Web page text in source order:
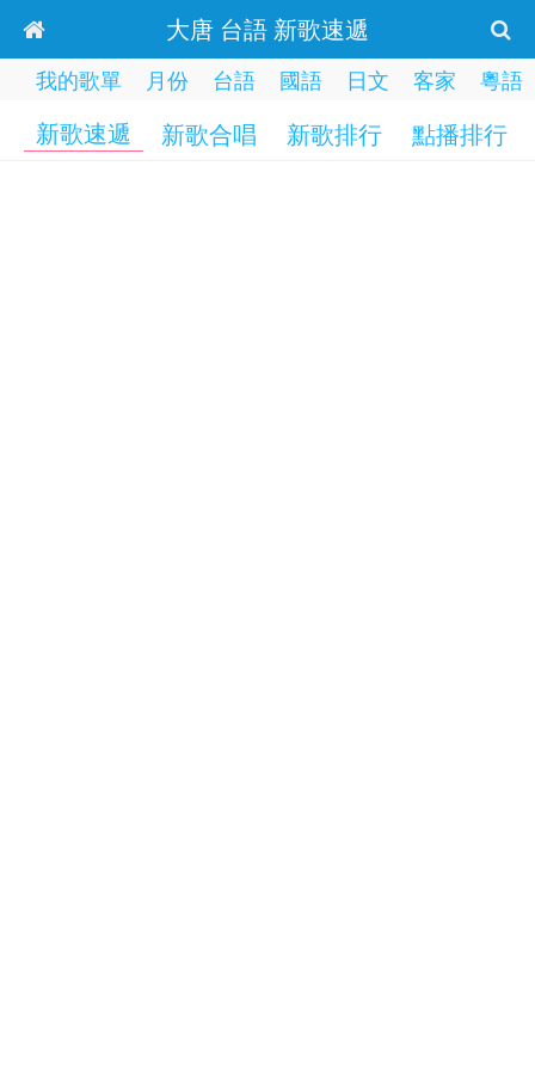
大唐 台語 新歌速遞
我的歌單 月份 台語 國語 日文 客家 粵語
新歌速遞 新歌合唱 新歌排行 點播排行